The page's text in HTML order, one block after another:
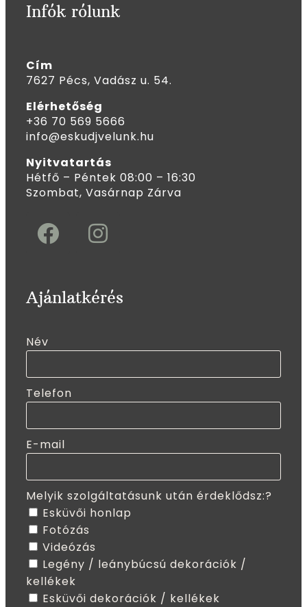
Infók rólunk
Cím
7627 Pécs, Vadász u. 54.
Elérhetőség
+36 70 569 5666
info@eskudjvelunk.hu
Nyitvatartás
Hétfő – Péntek 08:00 – 16:30
Szombat, Vasárnap Zárva
Ajánlatkérés
Név
Telefon
E-mail
Melyik szolgáltatásunk után érdeklődsz:?
Esküvői honlap
Fotózás
Videózás
Legény / leánybúcsú dekorációk /
kellékek
Esküvői dekorációk / kellékek